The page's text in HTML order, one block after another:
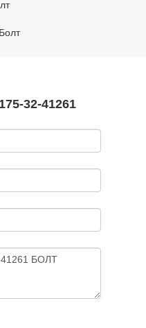
32-41261